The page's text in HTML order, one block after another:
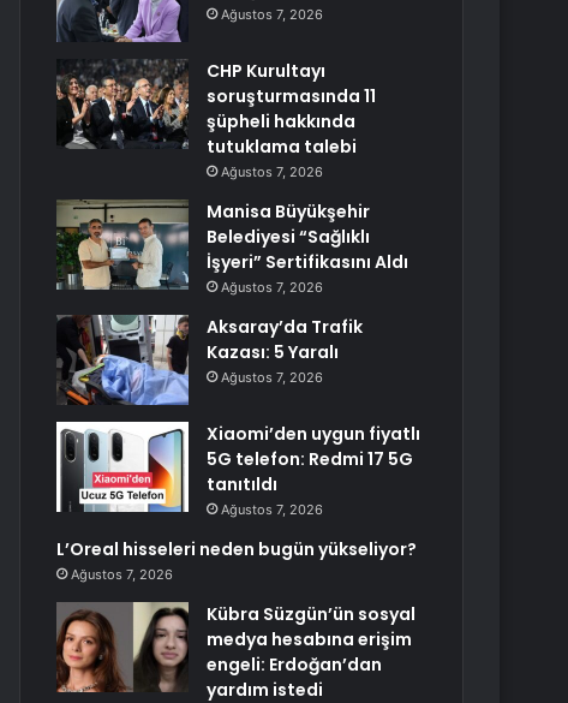
Ağustos 7, 2026
CHP Kurultayı
soruşturmasında 11
şüpheli hakkında
tutuklama talebi
Ağustos 7, 2026
Manisa Büyükşehir
Belediyesi “Sağlıklı
İşyeri” Sertifikasını Aldı
Ağustos 7, 2026
Aksaray’da Trafik
Kazası: 5 Yaralı
Ağustos 7, 2026
Xiaomi’den uygun fiyatlı
5G telefon: Redmi 17 5G
tanıtıldı
Ağustos 7, 2026
L’Oreal hisseleri neden bugün yükseliyor?
Ağustos 7, 2026
Kübra Süzgün’ün sosyal
medya hesabına erişim
engeli: Erdoğan’dan
yardım istedi